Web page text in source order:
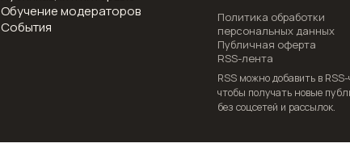
Обучение модераторов
События
Политика обработки
персональных данных
Публичная оферта
RSS-лента
RSS можно добавить в
чтобы получать новые
без соцсетей и рассылок.